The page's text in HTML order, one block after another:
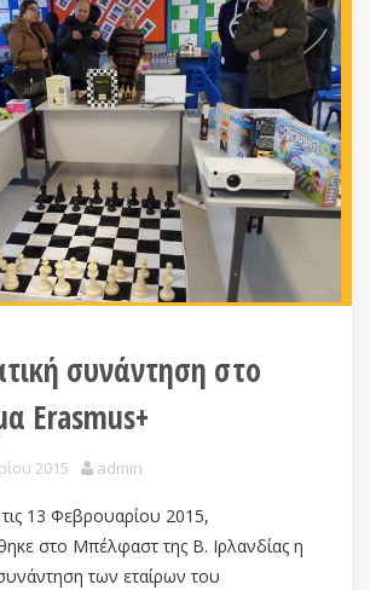
συνάντηση στο
Erasmus+
2015 admin
13 Φεβρουαρίου 2015,
στο Μπέλφαστ της Β. Ιρλανδίας η
των εταίρων του